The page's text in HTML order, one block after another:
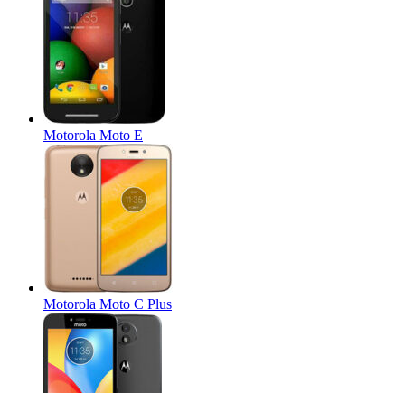
Motorola Moto E
Motorola Moto C Plus